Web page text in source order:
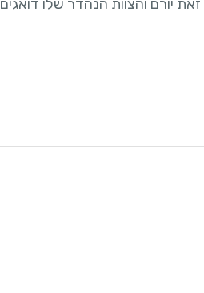
יורם והצוות הנהדר שלו דואגים